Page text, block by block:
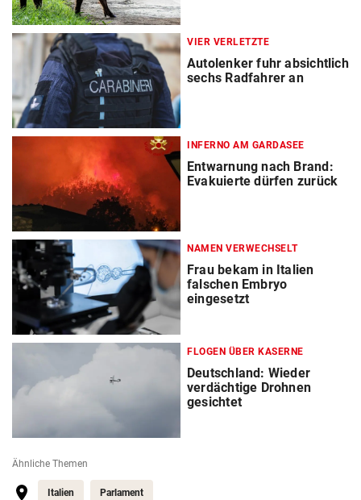
VIER VERLETZTE
Autolenker fuhr absichtlich
sechs Radfahrer an
INFERNO AM GARDASEE
Entwarnung nach Brand:
Evakuierte dürfen zurück
NAMEN VERWECHSELT
Frau bekam in Italien
falschen Embryo
eingesetzt
FLOGEN ÜBER KASERNE
Deutschland: Wieder
verdächtige Drohnen
gesichtet
Ähnliche Themen
Italien Parlament